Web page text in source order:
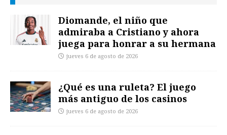
Diomande, el niño que
admiraba a Cristiano y ahora
juega para honrar a su hermana
jueves 6 de agosto de 2026
¿Qué es una ruleta? El juego
más antiguo de los casinos
jueves 6 de agosto de 2026